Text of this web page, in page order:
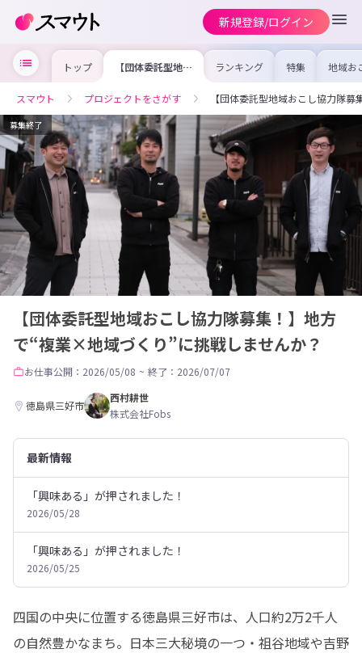
新規登録/ログイン
トップ 【団体委託型地域
おこし協力隊募
業×地域づく
り”に挑戦しませ
んか？
ランキング 特集 地域お
の求
を集め
事内容
を比較
合った
スマウト プロジェクトをさがす 【団体委託型地域おこし協力隊
募集終了
【団体委託型地域おこし協力隊募集！】地方
で“複業×地域づくり”に挑戦しませんか？
お仕事公開：2026/05/08 ~ 終了：2026/07/07
徳島県三好市
西村耕世
株式会社Fobs
最新情報
「興味ある」が押されました！
2026/05/28
「興味ある」が押されました！
2026/05/25
四国の中央に位置する徳島県三好市は、人口約2万2千人
の自然豊かなまち。日本三大秘境の一つ・祖谷地域や吉野